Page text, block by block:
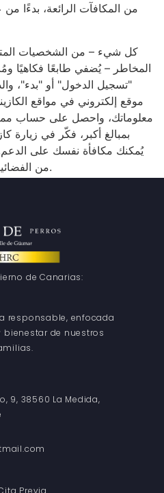
من المكافآت الرائعة، بدءًا
كل شيء – من الشخصيات
المخاطر – يُضفي طابعًا فكاهيًا
"تسجيل الدخول" أو "بدء"،
موقع إلكتروني في مواقع
معلوماتك، واحصل على حساب
بمبالغ أكبر، فكّر في زيارة
يُمكنك مكافأة نفسك على
من الفضائيين، واحصل على ربح أسطوري.
de Canarias:
responsable, enfocada
de nuestros
9, 38560 La Medida,